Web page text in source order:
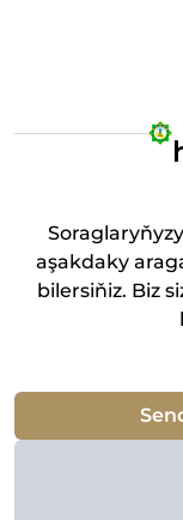
aşakdaky
bilersiňiz. Biz